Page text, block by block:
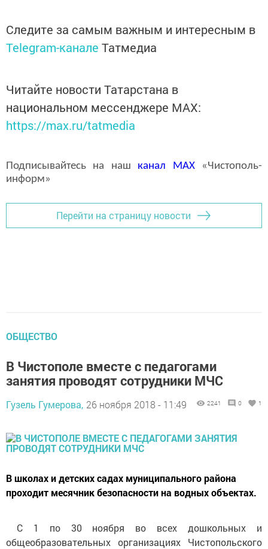
Следите за самым важным и интересным в
Telegram-канале Татмедиа
Читайте новости Татарстана в
национальном мессенджере MАХ:
https://max.ru/tatmedia
Подписывайтесь на наш канал MAX«Чистополь-
информ»
Перейти на страницу новости
ОБЩЕСТВО
В Чистополе вместе с педагогами
занятия проводят сотрудники МЧС
Гузель Гумерова, 26 ноября 2018 - 11:49 2241 0 1
В школах и детских садах муниципального района
проходит месячник безопасности на водных объектах.
С 1 по 30 ноября во всех дошкольных и
общеобразовательных организациях Чистопольского